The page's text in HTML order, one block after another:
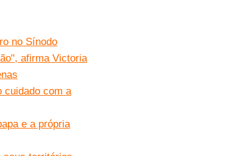
no Sínodo
afirma Victoria
cuidado com a
e a própria